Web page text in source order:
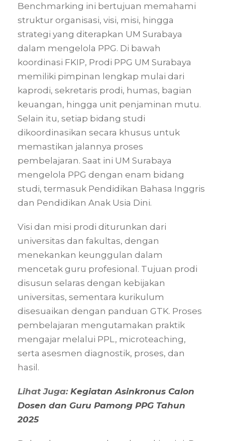
Benchmarking ini bertujuan memahami
struktur organisasi, visi, misi, hingga
strategi yang diterapkan UM Surabaya
dalam mengelola PPG. Di bawah
koordinasi FKIP, Prodi PPG UM Surabaya
memiliki pimpinan lengkap mulai dari
kaprodi, sekretaris prodi, humas, bagian
keuangan, hingga unit penjaminan mutu.
Selain itu, setiap bidang studi
dikoordinasikan secara khusus untuk
memastikan jalannya proses
pembelajaran. Saat ini UM Surabaya
mengelola PPG dengan enam bidang
studi, termasuk Pendidikan Bahasa Inggris
dan Pendidikan Anak Usia Dini.
Visi dan misi prodi diturunkan dari
universitas dan fakultas, dengan
menekankan keunggulan dalam
mencetak guru profesional. Tujuan prodi
disusun selaras dengan kebijakan
universitas, sementara kurikulum
disesuaikan dengan panduan GTK. Proses
pembelajaran mengutamakan praktik
mengajar melalui PPL, microteaching,
serta asesmen diagnostik, proses, dan
hasil.
Lihat Juga: Kegiatan Asinkronus Calon
Dosen dan Guru Pamong PPG Tahun
2025